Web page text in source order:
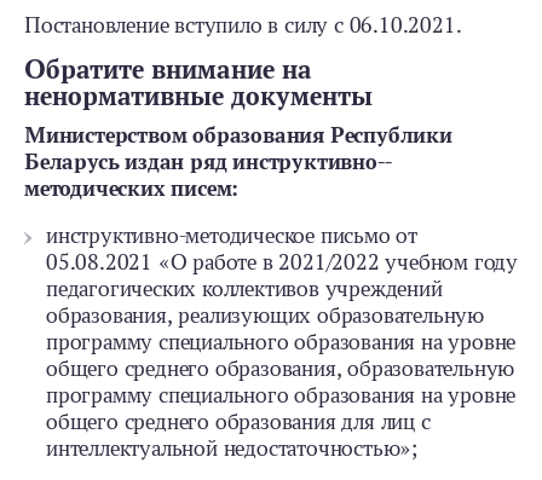
Постановление вступило в силу с 06.10.2021.
Обратите внимание на
ненормативные документы
Министерством образования Республики
Беларусь издан ряд инструктивно-­
методических писем:
инструктивно-­методическое письмо от
05.08.2021 «О работе в 2021/2022 учебном году
педагогических коллективов учреждений
образования, реализующих образовательную
программу специального образования на уровне
общего среднего образования, образовательную
программу специального образования на уровне
общего среднего образования для лиц с
интеллектуальной недостаточностью»;